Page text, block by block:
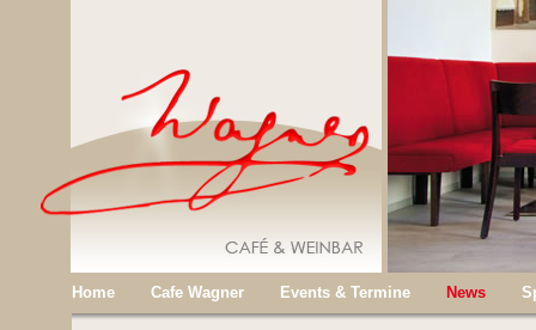
Home Cafe Wagner Events & Termine News